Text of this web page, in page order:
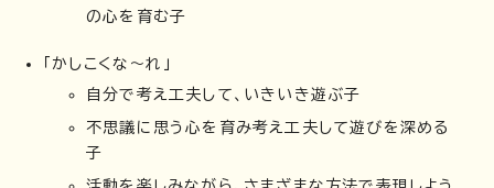
の心を育む子
「かしこくな～れ」
自分で考え工夫して、いきいき遊ぶ子
不思議に思う心を育み考え工夫して遊びを深める
子